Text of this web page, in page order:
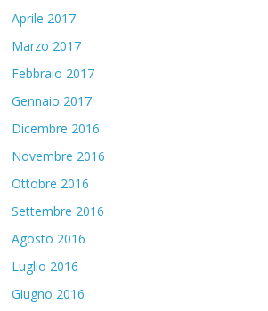
Aprile 2017
Marzo 2017
Febbraio 2017
Gennaio 2017
Dicembre 2016
Novembre 2016
Ottobre 2016
Settembre 2016
Agosto 2016
Luglio 2016
Giugno 2016